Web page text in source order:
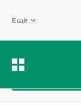
Ещё
Мы используем
для получения
качества